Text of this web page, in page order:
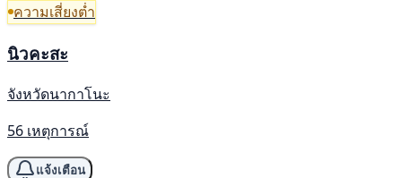
ความเสี่ยงต่ำ
นิวคะสะ
จังหวัดนากาโนะ
56 เหตุการณ์
แจ้งเตือน